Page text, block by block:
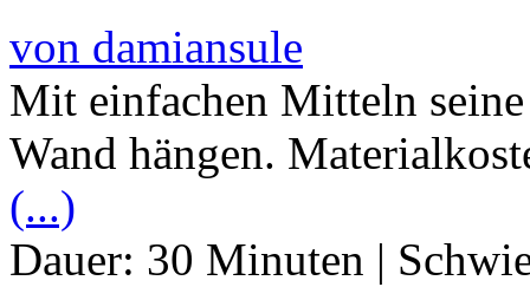
von damiansule
Mit einfachen Mitteln
Wand hängen.
(...)
Dauer: 30 Minuten |